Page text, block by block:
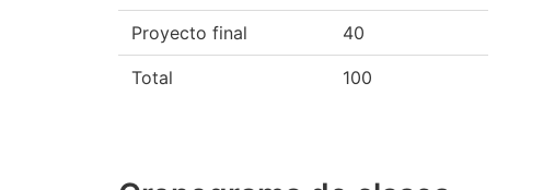
Proyecto final 40
Total 100